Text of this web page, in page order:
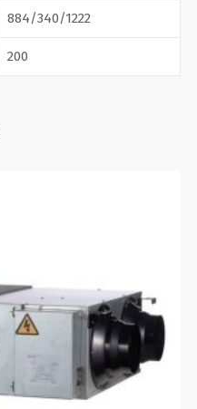
884/340/1222
200